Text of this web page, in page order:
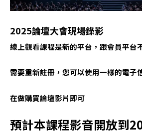
2025論壇大會現場錄影
線上觀看課程是新的平台，跟會員平台
需要重新註冊，您可以使用一樣的電子
在做購買論壇影片即可
預計本課程影音開放到
影
量